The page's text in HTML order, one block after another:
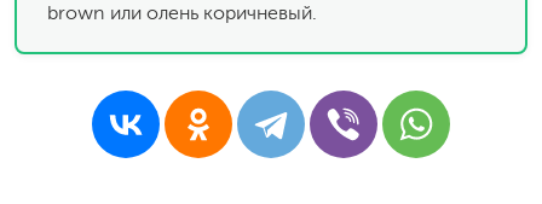
brown или олень коричневый.